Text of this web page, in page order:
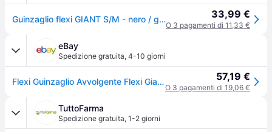
Guinzaglio flexi GIANT S/M - nero / giallo neon, 33,99 €
O 3 pagamenti di 11,33 €
eBay
Spedizione gratuita, 4-10 giorni
Flexi Guinzaglio Avvolgente Flexi Giant Cinghia Riflettente M/8m Max 25kg 57,19 €
O 3 pagamenti di 19,06 €
TuttoFarma
Spedizione gratuita, 1-2 giorni